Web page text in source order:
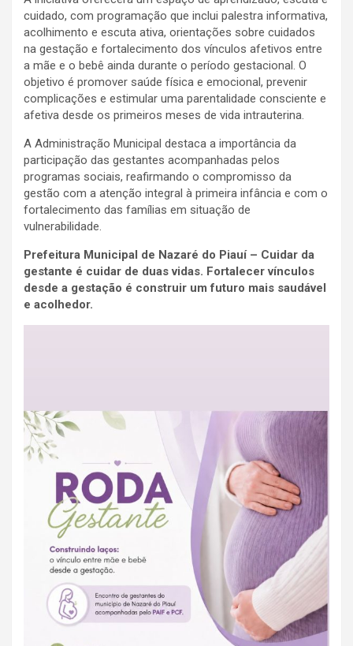
cuidado, com programação que inclui palestra informativa,
acolhimento e escuta ativa, orientações sobre cuidados
na gestação e fortalecimento dos vínculos afetivos entre
a mãe e o bebê ainda durante o período gestacional. O
objetivo é promover saúde física e emocional, prevenir
complicações e estimular uma parentalidade consciente e
afetiva desde os primeiros meses de vida intrauterina.
A Administração Municipal destaca a importância da
participação das gestantes acompanhadas pelos
programas sociais, reafirmando o compromisso da
gestão com a atenção integral à primeira infância e com o
fortalecimento das famílias em situação de
vulnerabilidade.
Prefeitura Municipal de Nazaré do Piauí – Cuidar da
gestante é cuidar de duas vidas. Fortalecer vínculos
desde a gestação é construir um futuro mais saudável
e acolhedor.